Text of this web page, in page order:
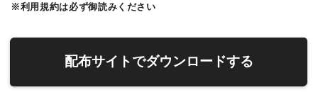
※利用規約は必ず御読みください
配布サイトでダウンロードする